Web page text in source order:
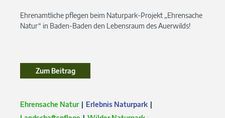
Ehrenamtliche pflegen beim Naturpark-Projekt „Ehrensache
Natur“ in Baden-Baden den Lebensraum des Auerwilds!
Zum Beitrag
Ehrensache Natur
Erlebnis Naturpark